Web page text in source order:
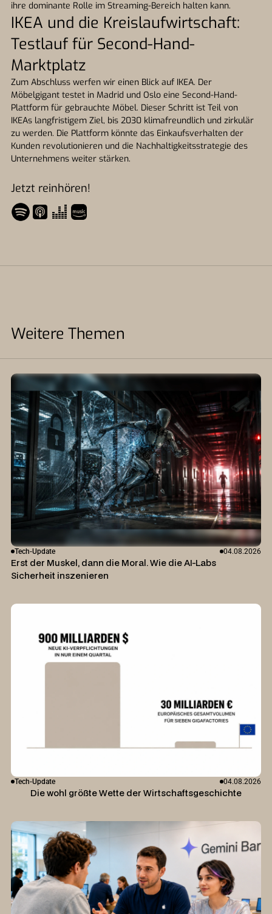
ihre dominante Rolle im Streaming-Bereich halten kann.
IKEA und die Kreislaufwirtschaft:
Testlauf für Second-Hand-
Marktplatz
Zum Abschluss werfen wir einen Blick auf IKEA. Der
Möbelgigant testet in Madrid und Oslo eine Second-Hand-
Plattform für gebrauchte Möbel. Dieser Schritt ist Teil von
IKEAs langfristigem Ziel, bis 2030 klimafreundlich und zirkulär
zu werden. Die Plattform könnte das Einkaufsverhalten der
Kunden revolutionieren und die Nachhaltigkeitsstrategie des
Unternehmens weiter stärken.
Jetzt reinhören!
Weitere Themen
Tech-Update 04.08.2026
Erst der Muskel, dann die Moral. Wie die AI-Labs
Sicherheit inszenieren
Tech-Update 04.08.2026
Die wohl größte Wette der Wirtschaftsgeschichte